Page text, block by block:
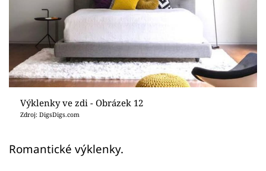
Design
Sledujte prima+
Přihlášení
Výklenky ve zdi - Obrázek 12
Zdroj: DigsDigs.com
Romantické výklenky.